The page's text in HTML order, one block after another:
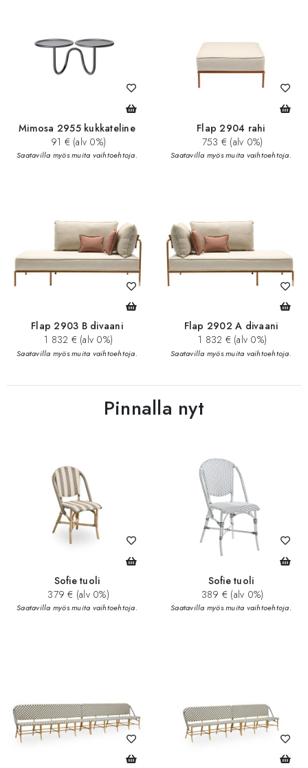
Mimosa 2955 kukkateline
91 € (alv 0%)
Saatavilla myös muita vaihtoehtoja.
Flap 2904 rahi
753 € (alv 0%)
Saatavilla myös muita vaihtoehtoja.
Flap 2903 B divaani
1 832 € (alv 0%)
Saatavilla myös muita vaihtoehtoja.
Flap 2902 A divaani
1 832 € (alv 0%)
Saatavilla myös muita vaihtoehtoja.
Pinnalla nyt
Sofie tuoli
379 € (alv 0%)
Saatavilla myös muita vaihtoehtoja.
Sofie tuoli
389 € (alv 0%)
Saatavilla myös muita vaihtoehtoja.